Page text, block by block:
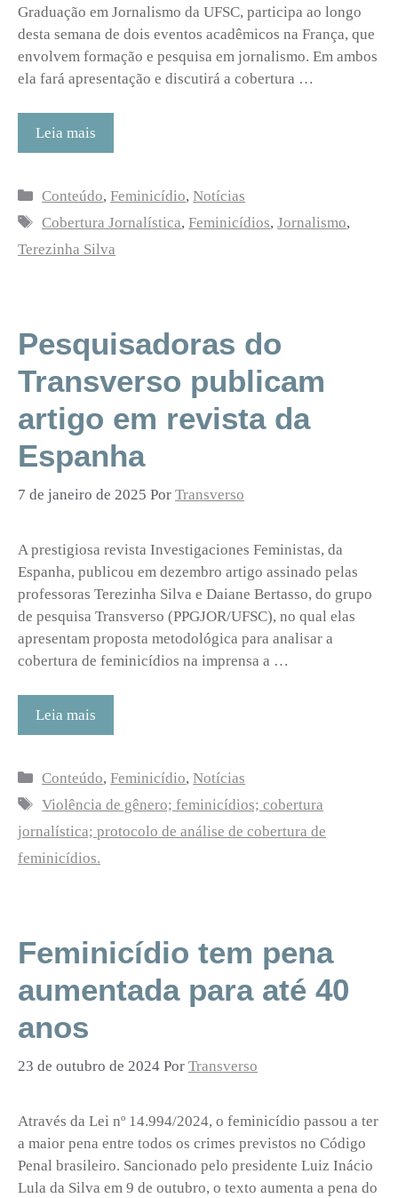
Graduação em Jornalismo da UFSC, participa ao longo
desta semana de dois eventos acadêmicos na França, que
envolvem formação e pesquisa em jornalismo. Em ambos
ela fará apresentação e discutirá a cobertura …
Leia mais
Categorias
Conteúdo,Feminicídio,Notícias
Tags
Cobertura Jornalística,Feminicídios,Jornalismo,
Terezinha Silva
Pesquisadoras do
Transverso publicam
artigo em revista da
Espanha
7 de janeiro de 2025 Por Transverso
A prestigiosa revista Investigaciones Feministas, da
Espanha, publicou em dezembro artigo assinado pelas
professoras Terezinha Silva e Daiane Bertasso, do grupo
de pesquisa Transverso (PPGJOR/UFSC), no qual elas
apresentam proposta metodológica para analisar a
cobertura de feminicídios na imprensa a …
Leia mais
Categorias
Conteúdo,Feminicídio,Notícias
Tags
Violência de gênero; feminicídios; cobertura
jornalística; protocolo de análise de cobertura de
feminicídios.
Feminicídio tem pena
aumentada para até 40
anos
23 de outubro de 2024 Por Transverso
Através da Lei nº 14.994/2024, o feminicídio passou a ter
a maior pena entre todos os crimes previstos no Código
Penal brasileiro. Sancionado pelo presidente Luiz Inácio
Lula da Silva em 9 de outubro, o texto aumenta a pena do